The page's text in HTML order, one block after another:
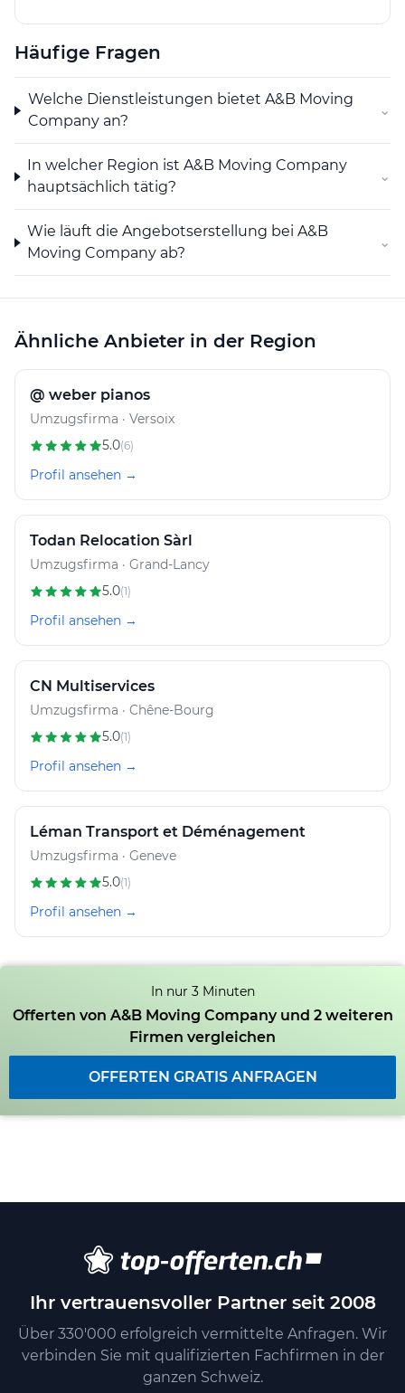
Die Kombination aus Umzugsdienstleistungen,
Moving Company, vielseitige Bedürfnisse abzudecken.
So kann das Unternehmen in Les Avanchets und
Umgebung als Ansprechpartner für komplexe Umzüge
sowie ergänzende Serviceleistungen genutzt werden.
Häufige Fragen
Welche Dienstleistungen bietet A&B Moving
Company an?
⌄
In welcher Region ist A&B Moving Company
hauptsächlich tätig?
⌄
Wie läuft die Angebotserstellung bei A&B
Moving Company ab?
⌄
Ähnliche Anbieter in der Region
@ weber pianos
Umzugsfirma · Versoix
5.0(6)
Profil ansehen →
Todan Relocation Sàrl
Umzugsfirma · Grand-Lancy
5.0(1)
Profil ansehen →
CN Multiservices
Umzugsfirma · Chêne-Bourg
5.0(1)
Profil ansehen →
Léman Transport et Déménagement
Umzugsfirma · Geneve
5.0(1)
Profil ansehen →
In nur 3 Minuten
Offerten von A&B Moving Company und 2 weiteren
Firmen vergleichen
OFFERTEN GRATIS ANFRAGEN
Ihr vertrauensvoller Partner seit 2008
Über 330'000 erfolgreich vermittelte Anfragen. Wir
verbinden Sie mit qualifizierten Fachfirmen in der
ganzen Schweiz.